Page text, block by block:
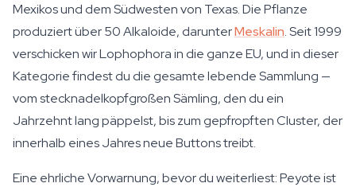
Mexikos und dem Südwesten von Texas. Die Pflanze
produziert über 50 Alkaloide, darunterMeskalin. Seit 1999
verschicken wir Lophophora in die ganze EU, und in dieser
Kategorie findest du die gesamte lebende Sammlung —
vom stecknadelkopfgroßen Sämling, den du ein
Jahrzehnt lang päppelst, bis zum gepfropften Cluster, der
innerhalb eines Jahres neue Buttons treibt.
Eine ehrliche Vorwarnung, bevor du weiterliest: Peyote ist